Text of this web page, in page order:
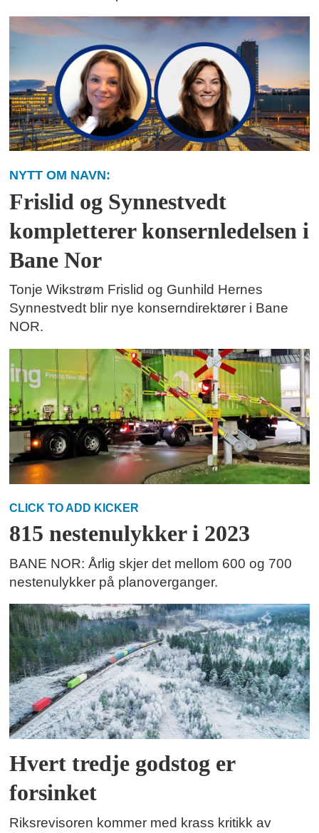
NYTT OM NAVN:
Frislid og Synnestvedt
kompletterer konsernledelsen i
Bane Nor
Tonje Wikstrøm Frislid og Gunhild Hernes
Synnestvedt blir nye konserndirektører i Bane
NOR.
CLICK TO ADD KICKER
815 nestenulykker i 2023
BANE NOR: Årlig skjer det mellom 600 og 700
nestenulykker på planoverganger.
Hvert tredje godstog er
forsinket
Riksrevisoren kommer med krass kritikk av